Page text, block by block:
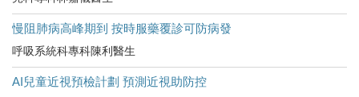
慢阻肺病高峰期到 按時服藥覆診可防病發
呼吸系統科專科陳利醫生
AI兒童近視預檢計劃 預測近視助防控